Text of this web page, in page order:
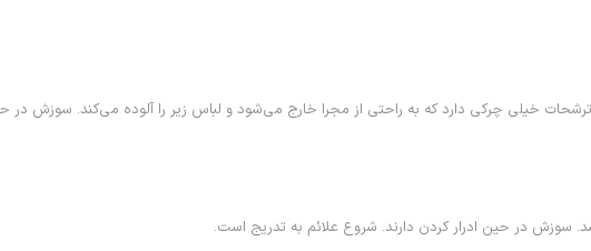
خيلي چركي دارد كه به راحتي از مجرا خارج مي‌شود و لباس زير را آلوده مي‌كند. سوزش در حين
سوزش در حين ادرار كردن دارند. شروع علائم به تدريج است.